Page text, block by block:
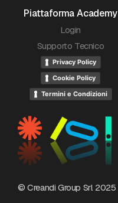
Piattaforma Academy
Login
Supporto Tecnico
Privacy Policy
Cookie Policy
Termini e Condizioni
© Creandi Group Srl 2025